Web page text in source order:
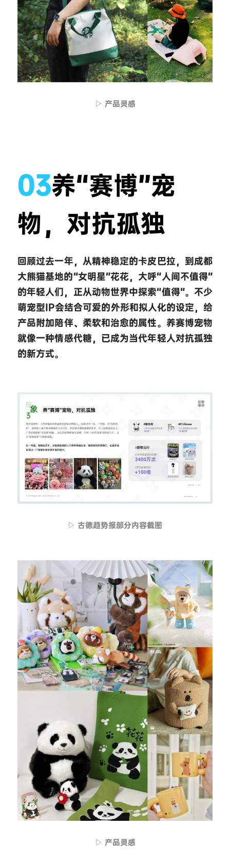
▷ 产品灵感
03养“赛博”宠
物，对抗孤独
回顾过去一年，从精神稳定的卡皮巴拉，到成都
大熊猫基地的“女明星”花花，大呼“人间不值得”
的年轻人们，正从动物世界中探索“值得”。不少
萌宠型IP会结合可爱的外形和拟人化的设定，给
产品附加陪伴、柔软和治愈的属性。养赛博宠物
就像一种情感代糖，已成为当代年轻人对抗孤独
的新方式。
▷ 古德趋势报部分内容截图
▷ 产品灵感